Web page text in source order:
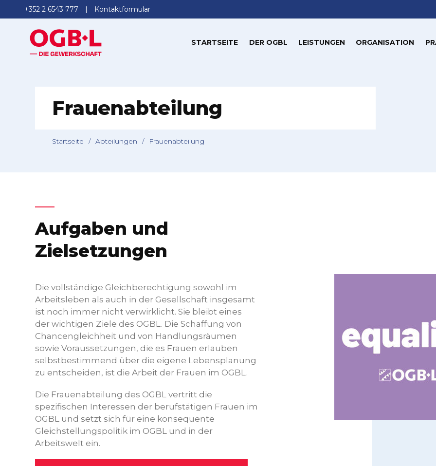
+352 2 6543 777 Kontaktformular
STARTSEITE DER OGBL LEISTUNGEN ORGANISATION
Frauenabteilung
Startseite / Abteilungen / Frauenabteilung
Aufgaben und
Zielsetzungen
Die vollständige Gleichberechtigung sowohl im
Arbeitsleben als auch in der Gesellschaft insgesamt
ist noch immer nicht verwirklicht. Sie bleibt eines
der wichtigen Ziele des OGBL. Die Schaffung von
Chancengleichheit und von Handlungsräumen
sowie Voraussetzungen, die es Frauen erlauben
selbstbestimmend über die eigene Lebensplanung
zu entscheiden, ist die Arbeit der Frauen im OGBL.
Die Frauenabteilung des OGBL vertritt die
spezifischen Interessen der berufstätigen Frauen im
OGBL und setzt sich für eine konsequente
Gleichstellungspolitik im OGBL und in der
Arbeitswelt ein.